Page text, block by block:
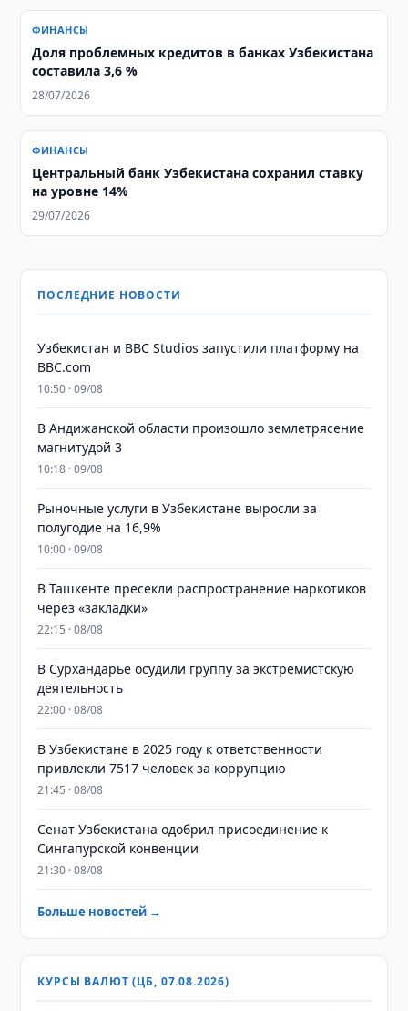
ФИНАНСЫ
Доля проблемных кредитов в банках Узбекистана
составила 3,6 %
28/07/2026
ФИНАНСЫ
Центральный банк Узбекистана сохранил ставку
на уровне 14%
29/07/2026
ПОСЛЕДНИЕ НОВОСТИ
Узбекистан и BBC Studios запустили платформу на
BBC.com
10:50 · 09/08
В Андижанской области произошло землетрясение
магнитудой 3
10:18 · 09/08
Рыночные услуги в Узбекистане выросли за
полугодие на 16,9%
10:00 · 09/08
В Ташкенте пресекли распространение наркотиков
через «закладки»
22:15 · 08/08
В Сурхандарье осудили группу за экстремистскую
деятельность
22:00 · 08/08
В Узбекистане в 2025 году к ответственности
привлекли 7517 человек за коррупцию
21:45 · 08/08
Сенат Узбекистана одобрил присоединение к
Сингапурской конвенции
21:30 · 08/08
Больше новостей →
КУРСЫ ВАЛЮТ (ЦБ, 07.08.2026)